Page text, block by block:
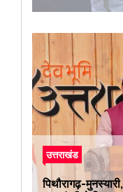
उत्तराखंड
पिथौरागढ़-